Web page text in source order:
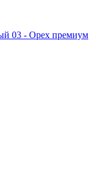
03 - Орех премиум